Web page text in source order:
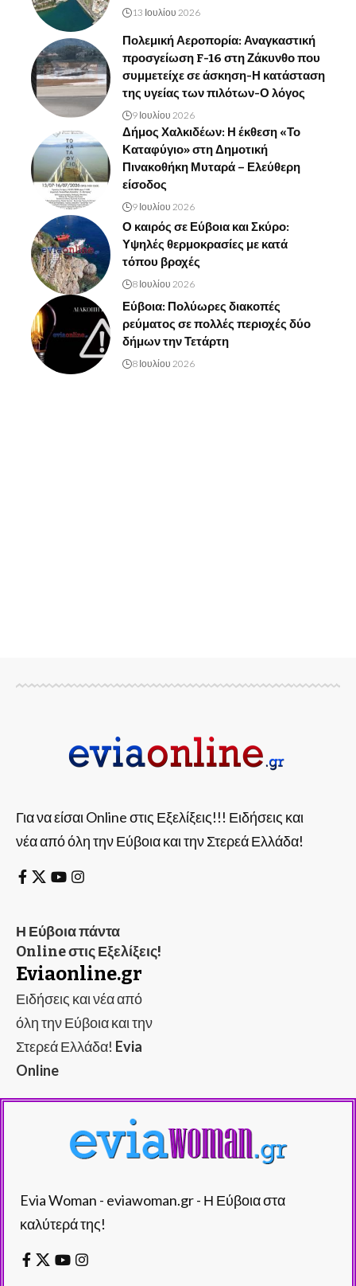
13 Ιουλίου 2026
Πολεμική Αεροπορία: Αναγκαστική
προσγείωση F-16 στη Ζάκυνθο που
συμμετείχε σε άσκηση-Η κατάσταση
της υγείας των πιλότων-Ο λόγος
9 Ιουλίου 2026
Δήμος Χαλκιδέων: Η έκθεση «Το
Καταφύγιο» στη Δημοτική
Πινακοθήκη Μυταρά – Ελεύθερη
είσοδος
9 Ιουλίου 2026
Ο καιρός σε Εύβοια και Σκύρο:
Υψηλές θερμοκρασίες με κατά
τόπου βροχές
8 Ιουλίου 2026
Εύβοια: Πολύωρες διακοπές
ρεύματος σε πολλές περιοχές δύο
δήμων την Τετάρτη
8 Ιουλίου 2026
Για να είσαι Online στις Εξελίξεις!!! Ειδήσεις και
νέα από όλη την Εύβοια και την Στερεά Ελλάδα!
Η Εύβοια πάντα
Online στις Εξελίξεις!
Eviaonline.gr
Ειδήσεις και νέα από
όλη την Εύβοια και την
Στερεά Ελλάδα! Evia
Online
Evia Woman - eviawoman.gr - Η Εύβοια στα
καλύτερά της!